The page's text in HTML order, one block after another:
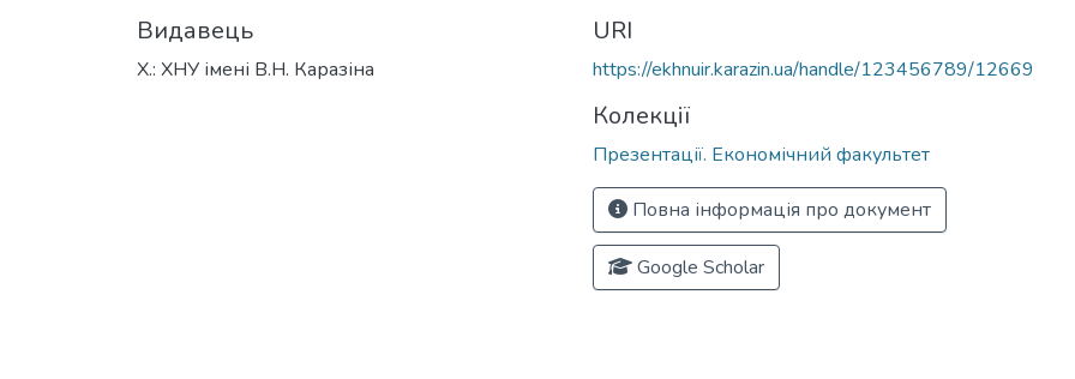
Видавець
Х.: ХНУ імені В.Н. Каразіна
URI
https://ekhnuir.karazin.ua/handle/123456789/12669
Колекції
Презентації. Економічний факультет
Повна інформація про документ
Google Scholar